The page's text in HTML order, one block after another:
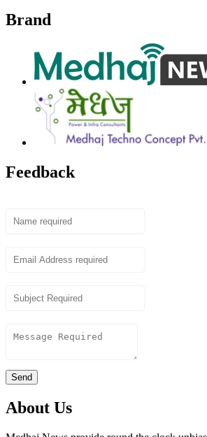
Brand
Feedback
Send
About Us